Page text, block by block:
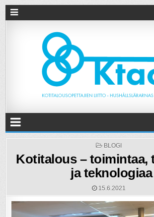
POSTED
BLOGI
Kotitalous – toimintaa,
ja teknologiaa
15.6.2021